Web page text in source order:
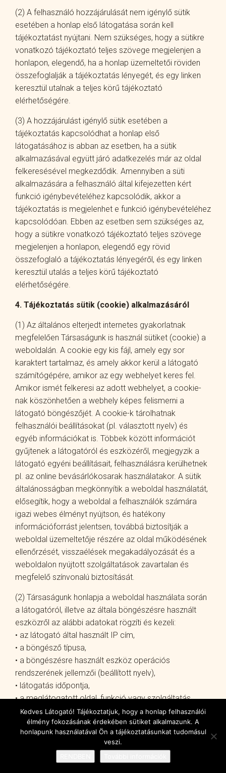
(2) A felhasználó hozzájárulását nem igénylő sütik
esetében a honlap első látogatása során kell
tájékoztatást nyújtani. Nem szükséges, hogy a sütikre
vonatkozó tájékoztató teljes szövege megjelenjen a
honlapon, elegendő, ha a honlap üzemeltetői röviden
összefoglalják a tájékoztatás lényegét, és egy linken
keresztül utalnak a teljes körű tájékoztató
elérhetőségére.
(3) A hozzájárulást igénylő sütik esetében a
tájékoztatás kapcsolódhat a honlap első
látogatásához is abban az esetben, ha a sütik
alkalmazásával együtt járó adatkezelés már az oldal
felkeresésével megkezdődik. Amennyiben a süti
alkalmazására a felhasználó által kifejezetten kért
funkció igénybevételéhez kapcsolódik, akkor a
tájékoztatás is megjelenhet e funkció igénybevételéhez
kapcsolódóan. Ebben az esetben sem szükséges az,
hogy a sütikre vonatkozó tájékoztató teljes szövege
megjelenjen a honlapon, elegendő egy rövid
összefoglaló a tájékoztatás lényegéről, és egy linken
keresztül utalás a teljes körű tájékoztató
elérhetőségére.
4. Tájékoztatás sütik (cookie) alkalmazásáról
(1) Az általános elterjedt internetes gyakorlatnak
megfelelően Társaságunk is használ sütiket (cookie) a
weboldalán. A cookie egy kis fájl, amely egy sor
karaktert tartalmaz, és amely akkor kerül a látogató
számítógépére, amikor az egy webhelyet keres fel.
Amikor ismét felkeresi az adott webhelyet, a cookie-
nak köszönhetően a webhely képes felismerni a
látogató böngészőjét. A cookie-k tárolhatnak
felhasználói beállításokat (pl. választott nyelv) és
egyéb információkat is. Többek között információt
gyűjtenek a látogatóról és eszközéről, megjegyzik a
látogató egyéni beállításait, felhasználásra kerülhetnek
pl. az online bevásárlókosarak használatakor. A sütik
általánosságban megkönnyítik a weboldal használatát,
elősegítik, hogy a weboldal a felhasználók számára
igazi webes élményt nyújtson, és hatékony
információforrást jelentsen, továbbá biztosítják a
weboldal üzemeltetője részére az oldal működésének
ellenőrzését, visszaélések megakadályozását és a
weboldalon nyújtott szolgáltatások zavartalan és
megfelelő színvonalú biztosítását.
(2) Társaságunk honlapja a weboldal használata során
a látogatóról, illetve az általa böngészésre használt
eszközről az alábbi adatokat rögzíti és kezeli:
• az látogató által használt IP cím,
• a böngésző típusa,
• a böngészésre használt eszköz operációs
rendszerének jellemzői (beállított nyelv),
• látogatás időpontja,
• a meglátogatott oldal, funkció vagy szolgáltatás.
(3) A sütik használatának elfogadása, engedélyezése
nem kötelező. Visszaállíthatja böngészője beállításait,
hogy az utasítsa el az összes cookie-t, vagy, hogy
Kedves Látogató! Tájékoztatjuk, hogy a honlap felhasználói
élmény fokozásának érdekében sütiket alkalmazunk. A
honlapunk használatával Ön a tájékoztatásunkat tudomásul
veszi.